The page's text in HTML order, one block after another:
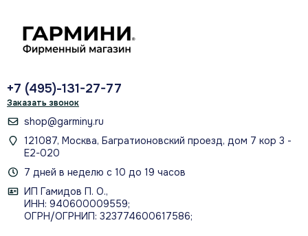
+7 (495)-131-27-77
Заказать звонок
shop@garminy.ru
121087, Москва, Багратионовский проезд, дом 7 кор 3 -
Е2-020
7 дней в неделю с 10 до 19 часов
ИП Гамидов П. О.,
ИНН: 940600009559;
ОГРН/ОГРНИП: 323774600617586;